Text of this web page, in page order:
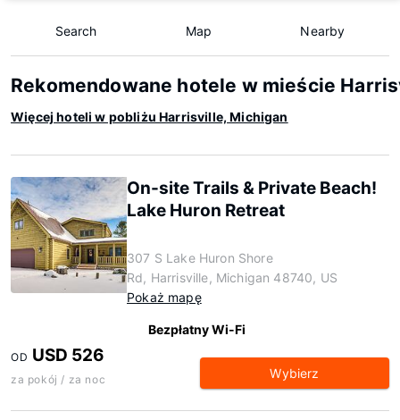
Search Map Nearby
Rekomendowane hotele w mieście
Więcej hoteli w pobliżu Harrisville, Michigan
On-site Trails & Private Beach!
Lake Huron Retreat
307 S Lake Huron Shore
Rd, Harrisville, Michigan 48740, US
Pokaż mapę
Bezpłatny Wi-Fi
OD USD 526
za pokój / za noc Wybierz